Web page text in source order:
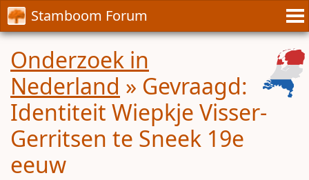
Stamboom Forum
Onderzoek in
Nederland » Gevraagd:
Identiteit Wiepkje Visser-
Gerritsen te Sneek 19e
eeuw